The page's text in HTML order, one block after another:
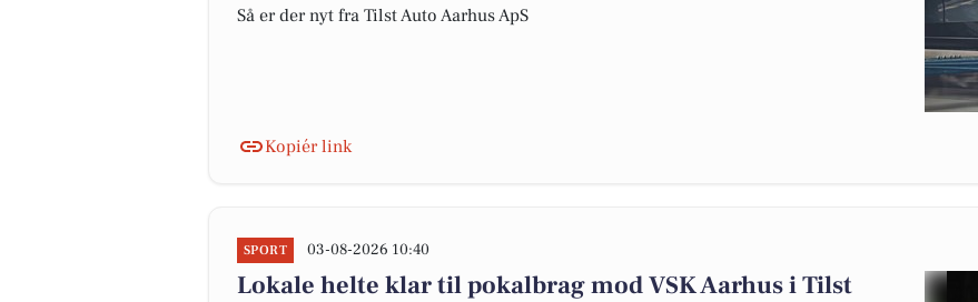
Så er der nyt fra Tilst Auto Aarhus ApS
Kopiér link
SPORT 03-08-2026 10:40
Lokale helte klar til pokalbrag mod VSK Aarhus i Tilst